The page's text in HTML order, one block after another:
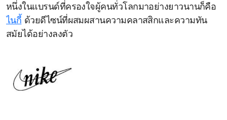
หนึ่งในแบรนด์ที่ครองใจผู้คนทั่วโลกมาอย่างยาวนานก็คือ
ไนกี้ ด้วยดีไซน์ที่ผสมผสานความคลาสสิกและความทัน
สมัยได้อย่างลงตัว